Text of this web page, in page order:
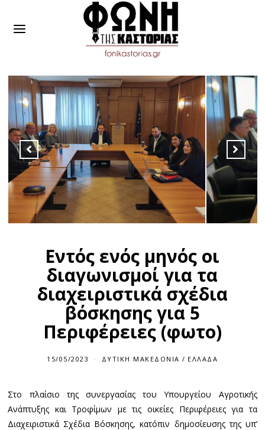
Εντός ενός μηνός οι
διαγωνισμοί για τα
διαχειριστικά σχέδια
βόσκησης για 5
Περιφέρειες (φωτο)
15/05/2023 ΔΥΤΙΚΉ ΜΑΚΕΔΟΝΊΑ / ΕΛΛΆΔΑ
Στο πλαίσιο της συνεργασίας του Υπουργείου Αγροτικής
Ανάπτυξης και Τροφίμων με τις οικείες Περιφέρειες για τα
Διαχειριστικά Σχέδια Βόσκησης, κατόπιν δημοσίευσης της υπ’